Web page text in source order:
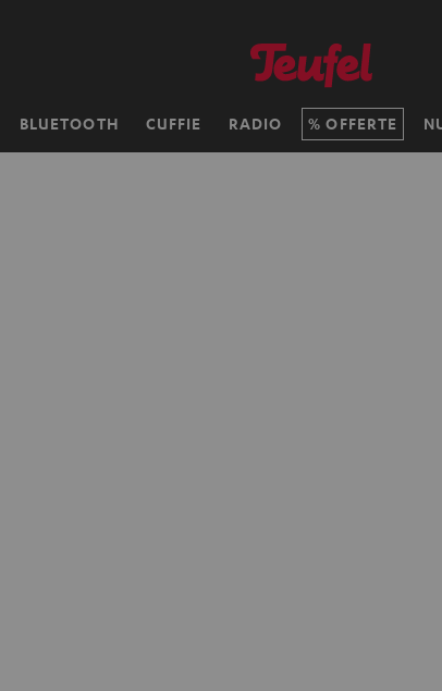
BLUETOOTH CUFFIE RADIO OFFERTE